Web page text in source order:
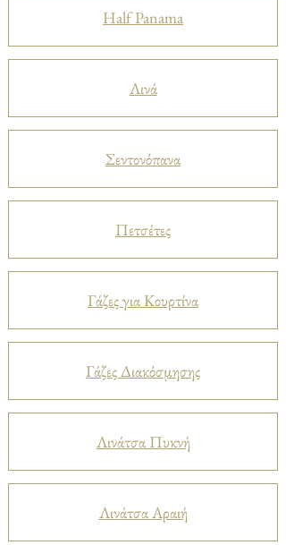
Half Panama
Λινά
Σεντονόπανα
Πετσέτες
Γάζες για Κουρτίνα
Γάζες Διακόσμησης
Λινάτσα Πυκνή
Λινάτσα Αραιή